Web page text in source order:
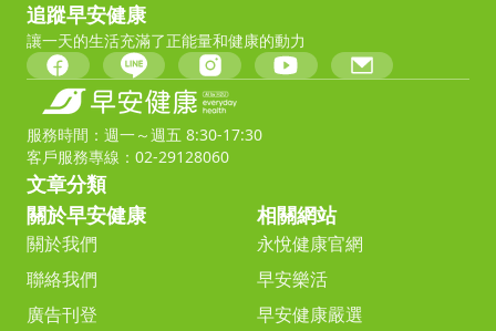
追蹤早安健康
讓一天的生活充滿了正能量和健康的動力
服務時間：週一～週五 8:30-17:30
客戶服務專線：02-29128060
文章分類
關於早安健康
關於我們
聯絡我們
廣告刊登
相關網站
永悅健康官網
早安樂活
早安健康嚴選